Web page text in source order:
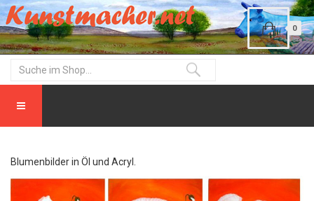
0
Blumenbilder in Öl und Acryl.